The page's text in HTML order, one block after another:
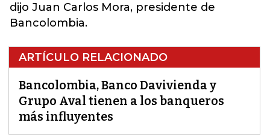
dijo Juan Carlos Mora, presidente de
Bancolombia.
ARTÍCULO RELACIONADO
Bancolombia, Banco Davivienda y
Grupo Aval tienen a los banqueros
más influyentes